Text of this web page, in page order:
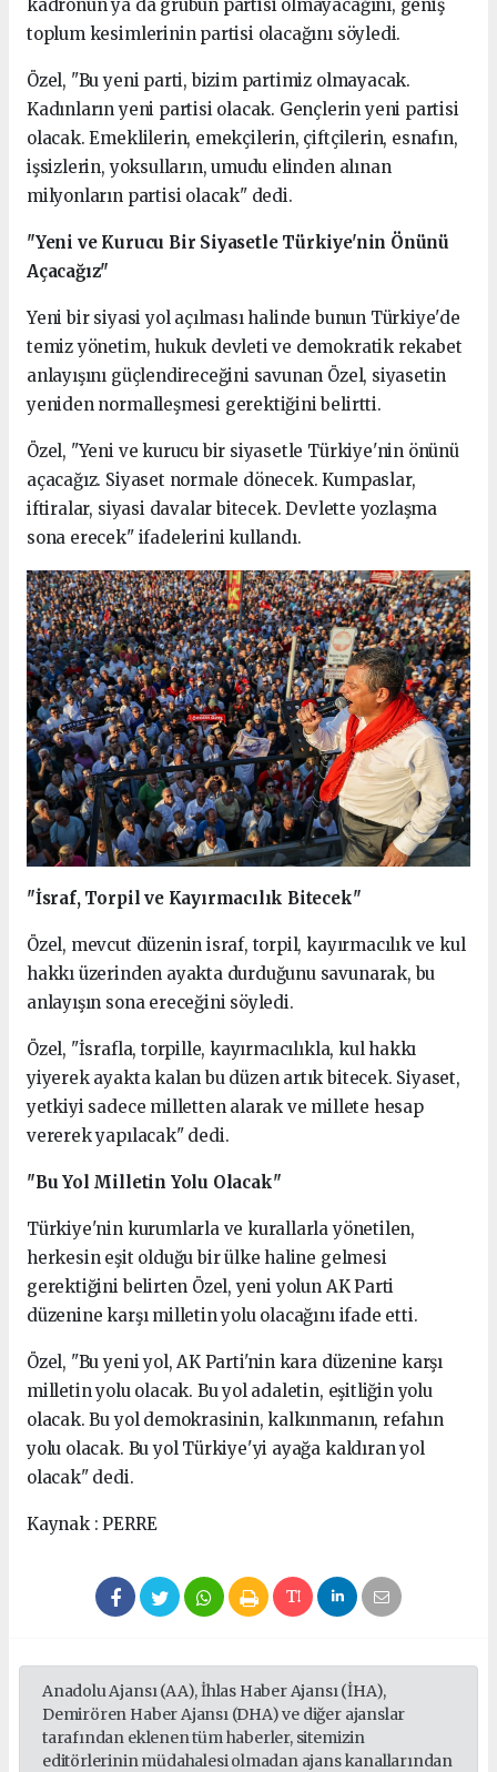
kadronun ya da grubun partisi olmayacağını, geniş
toplum kesimlerinin partisi olacağını söyledi.
Özel, "Bu yeni parti, bizim partimiz olmayacak.
Kadınların yeni partisi olacak. Gençlerin yeni partisi
olacak. Emeklilerin, emekçilerin, çiftçilerin, esnafın,
işsizlerin, yoksulların, umudu elinden alınan
milyonların partisi olacak" dedi.
"Yeni ve Kurucu Bir Siyasetle Türkiye'nin Önünü
Açacağız"
Yeni bir siyasi yol açılması halinde bunun Türkiye'de
temiz yönetim, hukuk devleti ve demokratik rekabet
anlayışını güçlendireceğini savunan Özel, siyasetin
yeniden normalleşmesi gerektiğini belirtti.
Özel, "Yeni ve kurucu bir siyasetle Türkiye'nin önünü
açacağız. Siyaset normale dönecek. Kumpaslar,
iftiralar, siyasi davalar bitecek. Devlette yozlaşma
sona erecek" ifadelerini kullandı.
"İsraf, Torpil ve Kayırmacılık Bitecek"
Özel, mevcut düzenin israf, torpil, kayırmacılık ve kul
hakkı üzerinden ayakta durduğunu savunarak, bu
anlayışın sona ereceğini söyledi.
Özel, "İsrafla, torpille, kayırmacılıkla, kul hakkı
yiyerek ayakta kalan bu düzen artık bitecek. Siyaset,
yetkiyi sadece milletten alarak ve millete hesap
vererek yapılacak" dedi.
"Bu Yol Milletin Yolu Olacak"
Türkiye'nin kurumlarla ve kurallarla yönetilen,
herkesin eşit olduğu bir ülke haline gelmesi
gerektiğini belirten Özel, yeni yolun AK Parti
düzenine karşı milletin yolu olacağını ifade etti.
Özel, "Bu yeni yol, AK Parti'nin kara düzenine karşı
milletin yolu olacak. Bu yol adaletin, eşitliğin yolu
olacak. Bu yol demokrasinin, kalkınmanın, refahın
yolu olacak. Bu yol Türkiye'yi ayağa kaldıran yol
olacak" dedi.
Kaynak : PERRE
Anadolu Ajansı (AA), İhlas Haber Ajansı (İHA),
Demirören Haber Ajansı (DHA) ve diğer ajanslar
tarafından eklenen tüm haberler, sitemizin
editörlerinin müdahalesi olmadan ajans kanallarından